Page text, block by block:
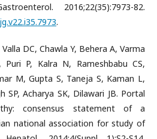
2016;22(35):7973-82.
.
DC, Chawla Y, Behera A, Varma
P, Kalra N, Rameshbabu CS,
M, Gupta S, Taneja S, Kaman L,
SP, Acharya SK, Dilawari JB. Portal
consensus statement of a
national association for study of